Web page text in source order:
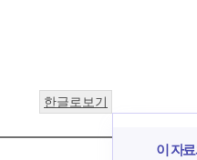
한글로보기
이 자